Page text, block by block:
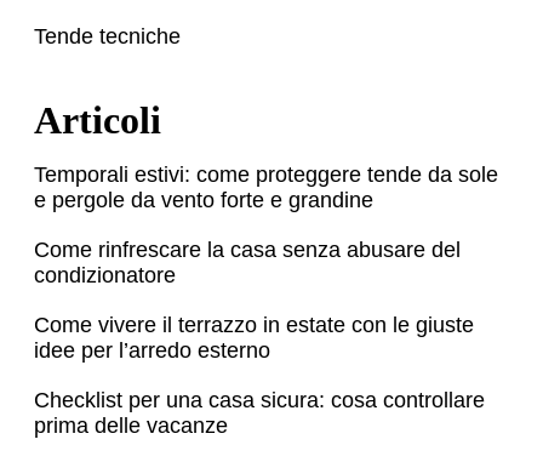
Tende tecniche
Articoli
Temporali estivi: come proteggere tende da sole
e pergole da vento forte e grandine
Come rinfrescare la casa senza abusare del
condizionatore
Come vivere il terrazzo in estate con le giuste
idee per l’arredo esterno
Checklist per una casa sicura: cosa controllare
prima delle vacanze